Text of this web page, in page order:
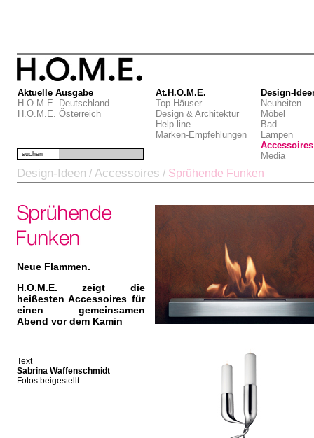
Aktuelle Ausgabe
H.O.M.E. Deutschland
H.O.M.E. Österreich
At.H.O.M.E.
Top Häuser
Design & Architektur
Help-line
Marken-Empfehlungen
Design-
Neuheiten
Möbel
Bad
Lampen
Accessoires
Media
suchen
Design-Ideen / Accessoires / Sprühende Funken
Neue Flammen.
H.O.M.E. zeigt die
heißesten Accessoires für
einen gemeinsamen
Abend vor dem Kamin
Text
Sabrina Waffenschmidt
Fotos beigestellt